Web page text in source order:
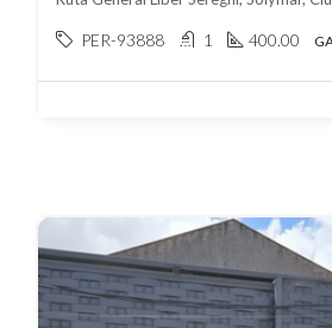
PER-93888 1 400.00